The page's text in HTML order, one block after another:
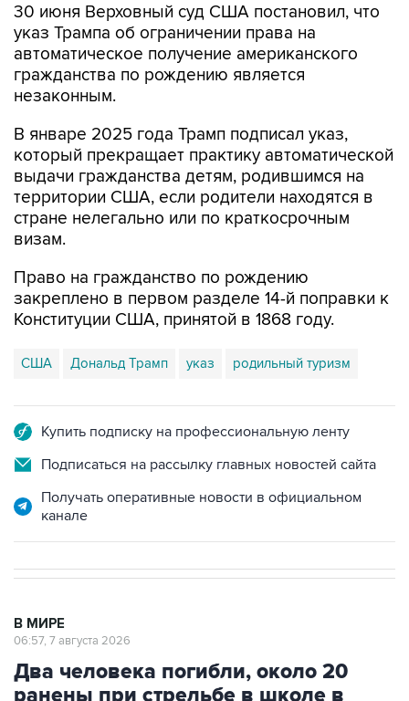
30 июня Верховный суд США постановил, что
указ Трампа об ограничении права на
автоматическое получение американского
гражданства по рождению является
незаконным.
В январе 2025 года Трамп подписал указ,
который прекращает практику автоматической
выдачи гражданства детям, родившимся на
территории США, если родители находятся в
стране нелегально или по краткосрочным
визам.
Право на гражданство по рождению
закреплено в первом разделе 14-й поправки к
Конституции США, принятой в 1868 году.
США Дональд Трамп указ родильный туризм
Купить подписку на профессиональную ленту
Подписаться на рассылку главных новостей сайта
Получать оперативные новости в официальном
канале
В МИРЕ
06:57, 7 августа 2026
Два человека погибли, около 20
ранены при стрельбе в школе в